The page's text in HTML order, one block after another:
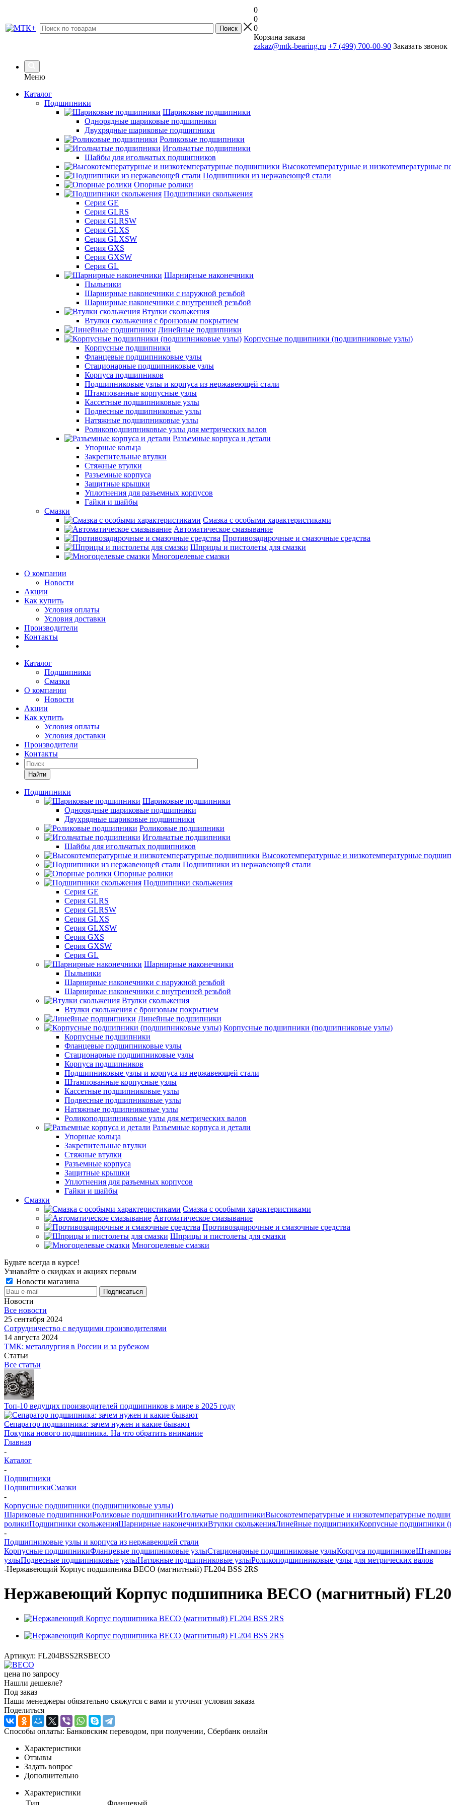
0
0
0
Корзина заказа
zakaz@mtk-bearing.ru +7 (499) 700-00-90 Заказать звонок
Меню
Каталог
Подшипники
Шариковые подшипники
Однорядные шариковые подшипники
Двухрядные шариковые подшипники
Роликовые подшипники
Игольчатые подшипники
Шайбы для игольчатых подшипников
Высокотемпературные и низкотемпературные
Подшипники из нержавеющей стали
Опорные ролики
Подшипники скольжения
Серия GE
Серия GLRS
Серия GLRSW
Серия GLXS
Серия GLXSW
Серия GXS
Серия GXSW
Серия GL
Шарнирные наконечники
Пыльники
Шарнирные наконечники с наружной резьбой
Шарнирные наконечники с внутренней резьбой
Втулки скольжения
Втулки скольжения с бронзовым покрытием
Линейные подшипники
Корпусные подшипники (подшипниковые узлы)
Корпусные подшипники
Фланцевые подшипниковые узлы
Стационарные подшипниковые узлы
Корпуса подшипников
Подшипниковые узлы и корпуса из нержавеющей стали
Штампованные корпусные узлы
Кассетные подшипниковые узлы
Подвесные подшипниковые узлы
Натяжные подшипниковые узлы
Роликоподшипниковые узлы для метрических валов
Разъемные корпуса и детали
Упорные кольца
Закрепительные втулки
Стяжные втулки
Разъемные корпуса
Защитные крышки
Уплотнения для разъемных корпусов
Гайки и шайбы
Смазки
Смазка с особыми характеристиками
Автоматическое смазывание
Противозадирочные и смазочные средства
Шприцы и пистолеты для смазки
Многоцелевые смазки
О компании
Новости
Акции
Как купить
Условия оплаты
Условия доставки
Производители
Контакты
Каталог
Подшипники
Смазки
О компании
Новости
Акции
Как купить
Условия оплаты
Условия доставки
Производители
Контакты
Найти
Подшипники
Шариковые подшипники
Однорядные шариковые подшипники
Двухрядные шариковые подшипники
Роликовые подшипники
Игольчатые подшипники
Шайбы для игольчатых подшипников
Высокотемпературные и низкотемпературные
Подшипники из нержавеющей стали
Опорные ролики
Подшипники скольжения
Серия GE
Серия GLRS
Серия GLRSW
Серия GLXS
Серия GLXSW
Серия GXS
Серия GXSW
Серия GL
Шарнирные наконечники
Пыльники
Шарнирные наконечники с наружной резьбой
Шарнирные наконечники с внутренней резьбой
Втулки скольжения
Втулки скольжения с бронзовым покрытием
Линейные подшипники
Корпусные подшипники (подшипниковые узлы)
Корпусные подшипники
Фланцевые подшипниковые узлы
Стационарные подшипниковые узлы
Корпуса подшипников
Подшипниковые узлы и корпуса из нержавеющей стали
Штампованные корпусные узлы
Кассетные подшипниковые узлы
Подвесные подшипниковые узлы
Натяжные подшипниковые узлы
Роликоподшипниковые узлы для метрических валов
Разъемные корпуса и детали
Упорные кольца
Закрепительные втулки
Стяжные втулки
Разъемные корпуса
Защитные крышки
Уплотнения для разъемных корпусов
Гайки и шайбы
Смазки
Смазка с особыми характеристиками
Автоматическое смазывание
Противозадирочные и смазочные средства
Шприцы и пистолеты для смазки
Многоцелевые смазки
Будьте всегда в курсе!
Узнавайте о скидках и акциях первым
Новости магазина
Новости
Все новости
25 сентября 2024
Сотрудничество с ведущими производителями
14 августа 2024
ТМК: металлургия в России и за рубежом
Статьи
Все статьи
Топ-10 ведущих производителей подшипников в мире в 2025 году
Сепаратор подшипника: зачем нужен и какие бывают
Покупка нового подшипника. На что обратить внимание
Главная
-
Каталог
-
Подшипники
ПодшипникиСмазки
-
Корпусные подшипники (подшипниковые узлы)
Шариковые подшипникиРоликовые подшипникиИгольчатые подшипникиВысокотемпературные и низкотемпературные
роликиПодшипники скольженияШарнирные наконечникиВтулки скольженияЛинейные подшипникиКорпусные подшипники
-
Подшипниковые узлы и корпуса из нержавеющей стали
Корпусные подшипникиФланцевые подшипниковые узлыСтационарные подшипниковые узлыКорпуса подшипников
узлыПодвесные подшипниковые узлыНатяжные подшипниковые узлыРоликоподшипниковые узлы для метрических валов
-Нержавеющий Корпус подшипника BECO (магнитный) FL204 BSS 2RS
Нержавеющий Корпус подшипника BECO (магнитный)
Артикул: FL204BSS2RSBECO
цена по запросу
Нашли дешевле?
Под заказ
Наши менеджеры обязательно свяжутся с вами и уточнят условия заказа
Поделиться
Способы оплаты: Банковским переводом, при получении, Сбербанк онлайн
Характеристики
Отзывы
Задать вопрос
Дополнительно
Характеристики
Тип
Фланцевый